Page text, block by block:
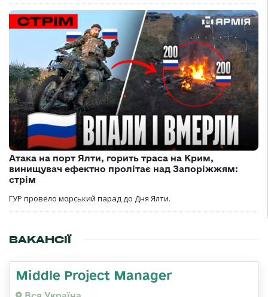
Атака на порт Ялти, горить траса на Крим,
винищувач ефектно пролітає над Запоріжжям:
стрім
ГУР провело морський парад до Дня Ялти.
ВАКАНСІЇ
Middle Project Manager